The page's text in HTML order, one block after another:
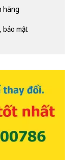
hãng
bảo mật